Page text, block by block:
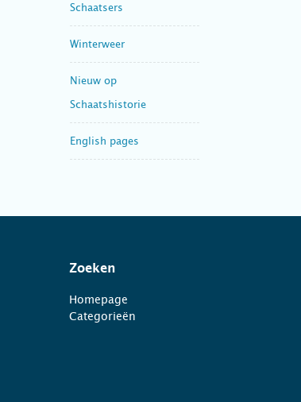
Schaatsers
Winterweer
Nieuw op
Schaatshistorie
English pages
Zoeken
Homepage
Categorieën